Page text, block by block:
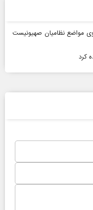
مواضع نظامیان صهیونیست
کرد